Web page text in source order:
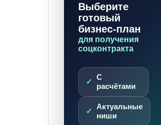
Выберите
готовый
бизнес-план
для получения
соцконтракта
С
расчётами
Актуальные
ниши